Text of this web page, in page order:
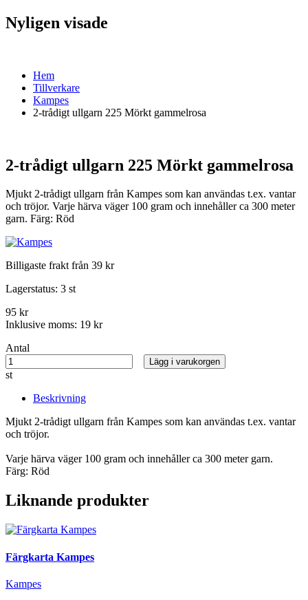
Nyligen visade
Hem
Tillverkare
Kampes
2-trådigt ullgarn 225 Mörkt gammelrosa
2-trådigt ullgarn 225 Mörkt gammelrosa
Mjukt 2-trådigt ullgarn från Kampes som kan användas t.ex. vantar
och tröjor. Varje härva väger 100 gram och innehåller ca 300 meter
garn. Färg: Röd
Billigaste frakt från 39 kr
Lagerstatus: 3 st
95 kr
Inklusive moms: 19 kr
Antal
st
Lägg i varukorgen
Beskrivning
Mjukt 2-trådigt ullgarn från Kampes som kan användas t.ex. vantar
och tröjor.
Varje härva väger 100 gram och innehåller ca 300 meter garn.
Färg: Röd
Liknande produkter
Färgkarta Kampes
Kampes